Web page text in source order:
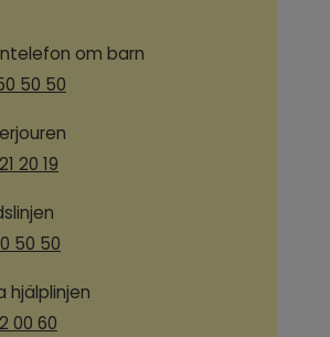
om barn
50 50
20 19
50 50
hjälplinjen
00 60